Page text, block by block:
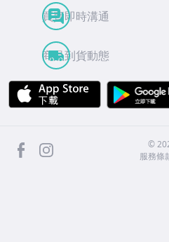
買賣即時溝通
商品到貨動態
APP Store
facebook ©
服務條